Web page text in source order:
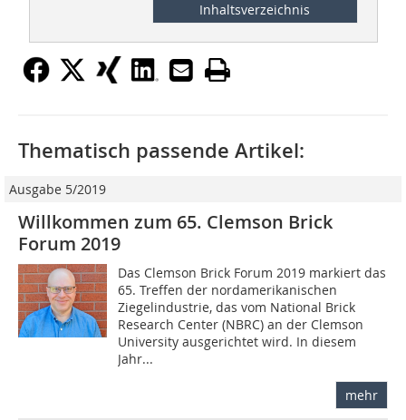
Inhaltsverzeichnis
Thematisch passende Artikel:
Ausgabe 5/2019
Willkommen zum 65. Clemson Brick
Forum 2019
Das Clemson Brick Forum 2019 markiert das
65. Treffen der nordamerikanischen
Ziegelindustrie, das vom National Brick
Research Center (NBRC) an der Clemson
University ausgerichtet wird. In diesem
Jahr...
mehr